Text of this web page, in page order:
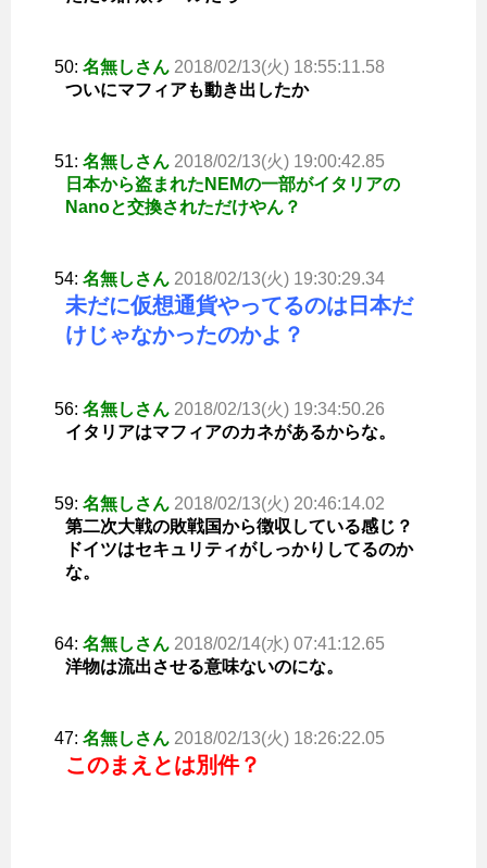
50: 名無しさん 2018/02/13(火) 18:55:11.58
ついにマフィアも動き出したか
51: 名無しさん 2018/02/13(火) 19:00:42.85
日本から盗まれたNEMの一部がイタリアの
Nanoと交換されただけやん？
54: 名無しさん 2018/02/13(火) 19:30:29.34
未だに仮想通貨やってるのは日本だ
けじゃなかったのかよ？
56: 名無しさん 2018/02/13(火) 19:34:50.26
イタリアはマフィアのカネがあるからな。
59: 名無しさん 2018/02/13(火) 20:46:14.02
第二次大戦の敗戦国から徴収している感じ？
ドイツはセキュリティがしっかりしてるのか
な。
64: 名無しさん 2018/02/14(水) 07:41:12.65
洋物は流出させる意味ないのにな。
47: 名無しさん 2018/02/13(火) 18:26:22.05
このまえとは別件？